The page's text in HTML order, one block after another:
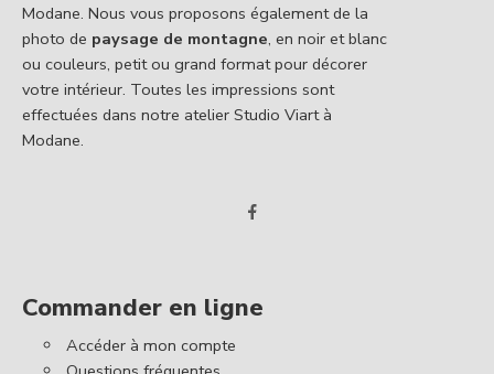
Modane. Nous vous proposons également de la
photo de paysage de montagne, en noir et blanc
ou couleurs, petit ou grand format pour décorer
votre intérieur. Toutes les impressions sont
effectuées dans notre atelier Studio Viart à
Modane.
Commander en ligne
Accéder à mon compte